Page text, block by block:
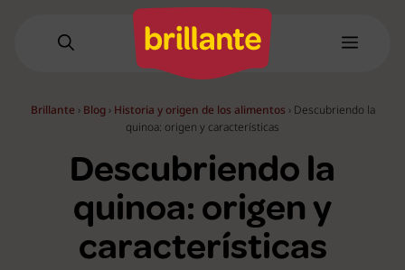
Menú
Brillante › Blog› Historia y origen de los alimentos › Descubriendo la
quinoa: origen y características
Descubriendo la
quinoa: origen y
características